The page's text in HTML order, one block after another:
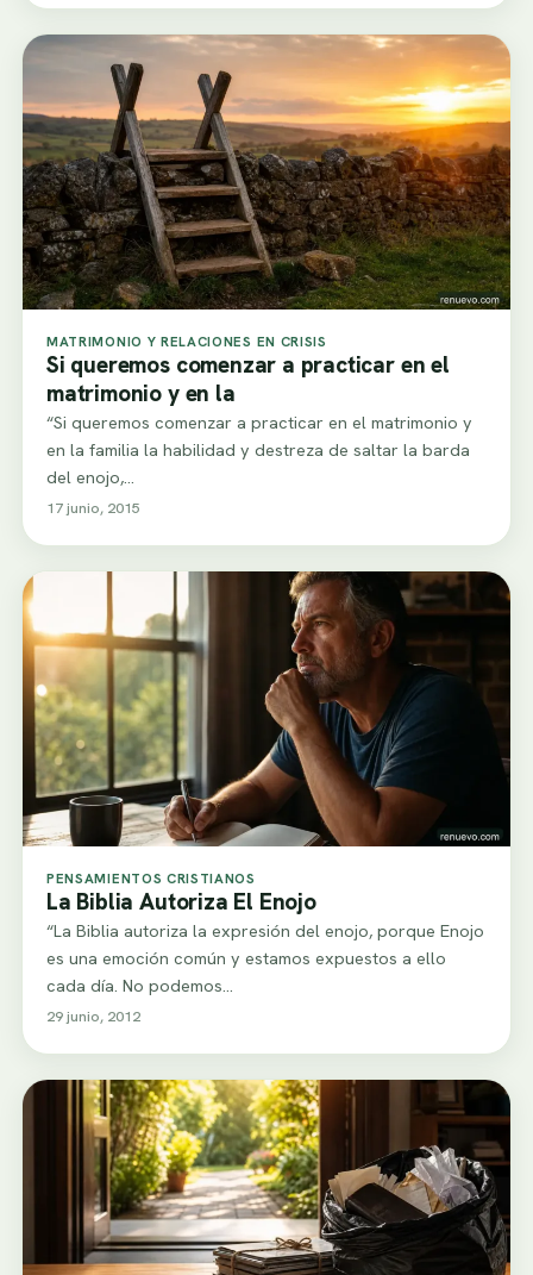
MATRIMONIO Y RELACIONES EN CRISIS
Si queremos comenzar a practicar en el
matrimonio y en la
“Si queremos comenzar a practicar en el matrimonio y
en la familia la habilidad y destreza de saltar la barda
del enojo,…
17 junio, 2015
PENSAMIENTOS CRISTIANOS
La Biblia Autoriza El Enojo
“La Biblia autoriza la expresión del enojo, porque Enojo
es una emoción común y estamos expuestos a ello
cada día. No podemos…
29 junio, 2012